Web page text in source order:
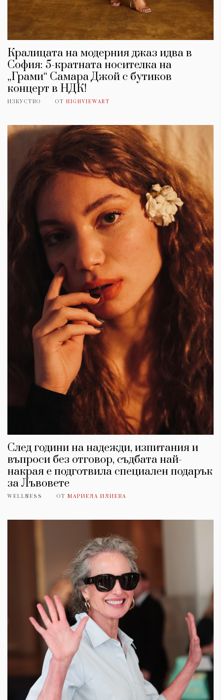
Кралицата на модерния джаз идва в
София: 5-кратната носителка на
„Грами“ Самара Джой с бутиков
концерт в НДК!
ИЗКУСТВО ОТ HIGHVIEWART
След години на надежди, изпитания и
въпроси без отговор, съдбата най-
накрая е подготвила специален подарък
за Лъвовете
WELLNESS ОТ МАРИЕЛА ИЛИЕВА